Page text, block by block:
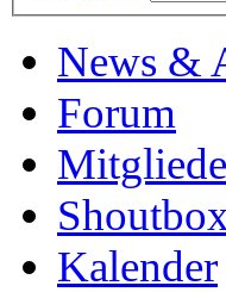
News &
Forum
Kalender